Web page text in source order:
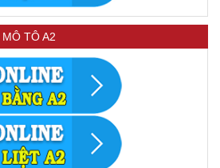
TÔ A2